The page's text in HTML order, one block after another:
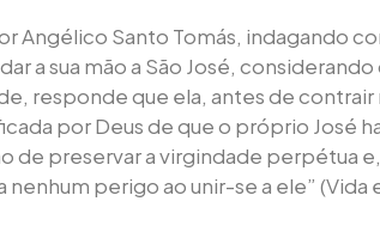
Angélico Santo Tomás, indagando
a sua mão a São José,
responde que ela, antes de
por Deus de que o próprio José
de preservar a virgindade perpétua
nenhum perigo ao unir-se a ele” (Vida